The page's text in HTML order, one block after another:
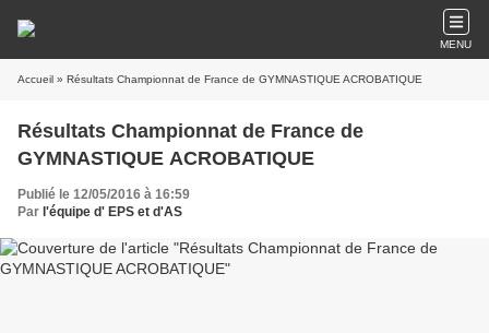
MENU
Accueil » Résultats Championnat de France de GYMNASTIQUE ACROBATIQUE
Résultats Championnat de France de
GYMNASTIQUE ACROBATIQUE
Publié le 12/05/2016 à 16:59
Par l'équipe d' EPS et d'AS